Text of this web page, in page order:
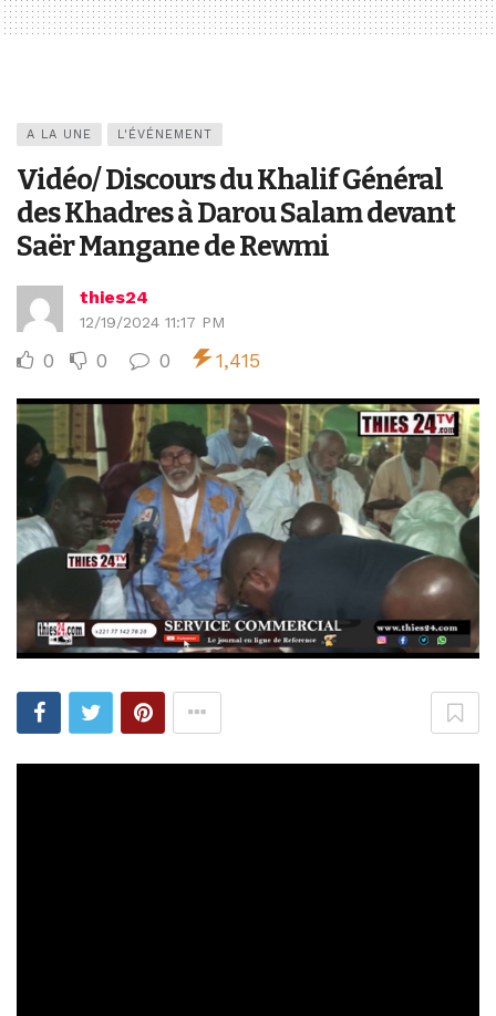
A LA UNE L'ÉVÉNEMENT
Vidéo/ Discours du Khalif Général
des Khadres à Darou Salam devant
Saër Mangane de Rewmi
thies24
12/19/2024 11:17 PM
0 0 0 1,415